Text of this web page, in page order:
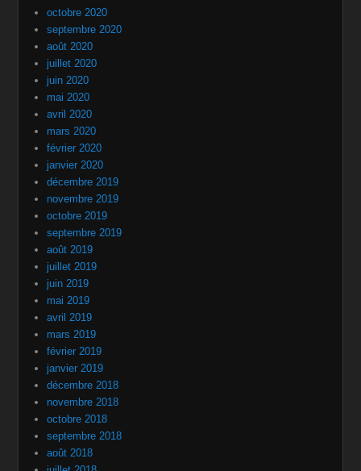
octobre 2020
septembre 2020
août 2020
juillet 2020
juin 2020
mai 2020
avril 2020
mars 2020
février 2020
janvier 2020
décembre 2019
novembre 2019
octobre 2019
septembre 2019
août 2019
juillet 2019
juin 2019
mai 2019
avril 2019
mars 2019
février 2019
janvier 2019
décembre 2018
novembre 2018
octobre 2018
septembre 2018
août 2018